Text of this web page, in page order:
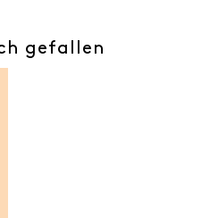
gefallen